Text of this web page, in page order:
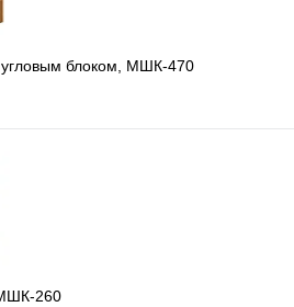
блоком, МШК-470
260